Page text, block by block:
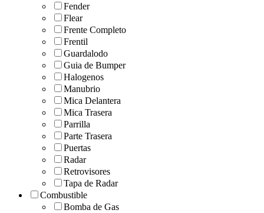
Fender
Flear
Frente Completo
Frentil
Guardalodo
Guia de Bumper
Halogenos
Manubrio
Mica Delantera
Mica Trasera
Parrilla
Parte Trasera
Puertas
Radar
Retrovisores
Tapa de Radar
Combustible
Bomba de Gas